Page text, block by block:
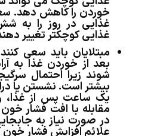
خوردن را کاهش دهد.
غذایی در روز را به
غذایی کوچکتر تغییر
مبتلایان باید سعی
بعد از خوردن غذا به
شوند زیرا احتمال
بیشتر است. نشستن یا
یک ساعت پس از غذا،
مقابله با افت فشار
در صورت نیاز به
علائم افزایش فشار